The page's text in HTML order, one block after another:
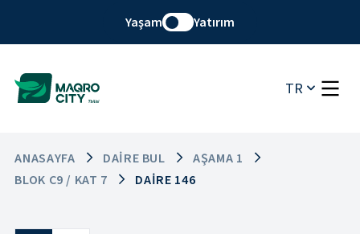
Yaşam Yatırım
TR
ANASAYFA DAIRE BUL
AŞAMA 1
BLOK C9 / KAT 7
DAIRE 146